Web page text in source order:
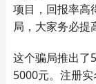
项目，回报率高
局，大家务必提
这个骗局推出了
5000元。注册